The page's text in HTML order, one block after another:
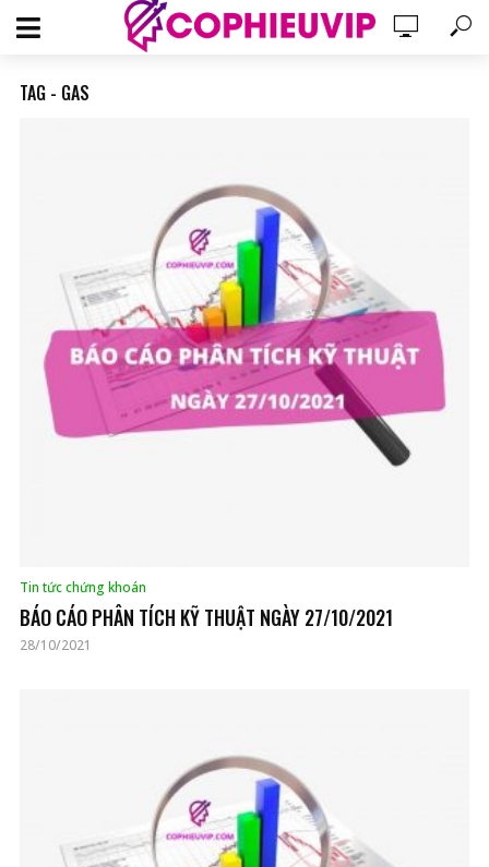
TAG - GAS
Tin tức chứng khoán
BÁO CÁO PHÂN TÍCH KỸ THUẬT NGÀY 27/10/2021
28/10/2021